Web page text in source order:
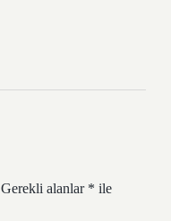
Gerekli alanlar * ile